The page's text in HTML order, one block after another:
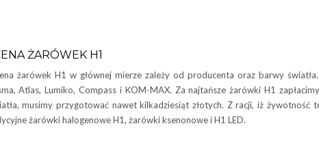
ŻARÓWEK H1
żarówek H1 w głównej mierze zależy od producenta oraz barwy
Atlas, Lumiko, Compass i KOM-MAX. Za najtańsze żarówki H1
musimy przygotować nawet kilkadziesiąt złotych. Z racji, iż
żarówki halogenowe H1, żarówki ksenonowe i H1 LED.